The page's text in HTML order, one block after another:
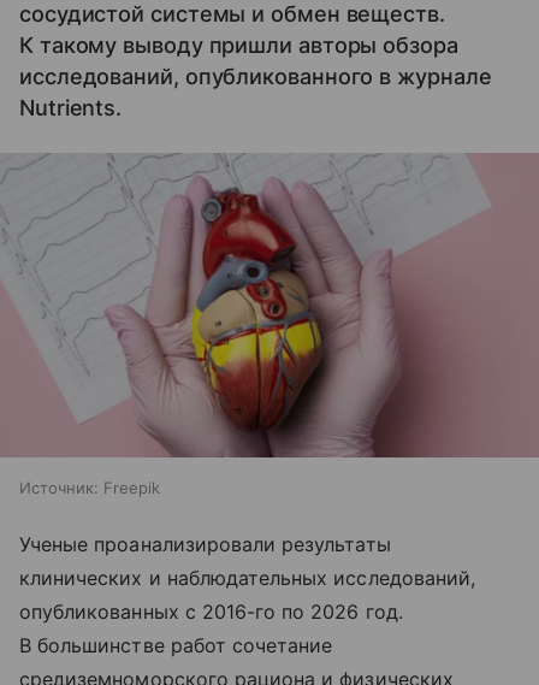
сосудистой системы и обмен веществ.
К такому выводу пришли авторы обзора
исследований, опубликованного в журнале
Nutrients.
Источник: Freepik
Ученые проанализировали результаты
клинических и наблюдательных исследований,
опубликованных с 2016-го по 2026 год.
В большинстве работ сочетание
средиземноморского рациона и физических